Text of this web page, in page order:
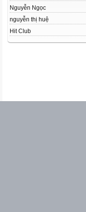
Nguyễn Ngọc
nguyễn thị huệ
Hit Club